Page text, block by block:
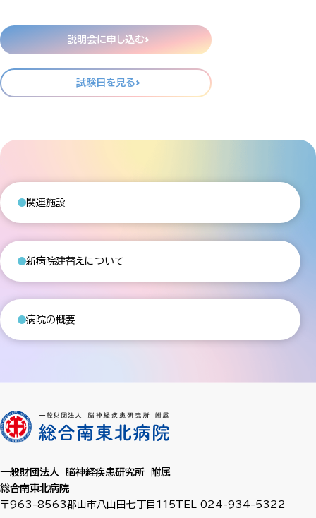
説明会に申し込む
試験日を見る
関連施設
新病院建替えについて
病院の概要
一般財団法人 脳神経疾患研究所 附属
総合南東北病院
〒963-8563郡山市八山田七丁目115TEL 024-934-5322